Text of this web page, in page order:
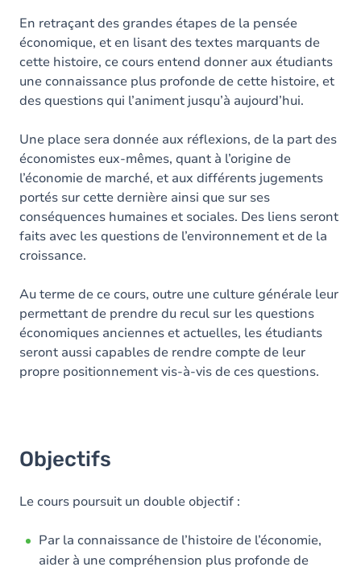
Contenu
En retraçant des grandes étapes de la pensée
économique, et en lisant des textes marquants de
cette histoire, ce cours entend donner aux étudiants
une connaissance plus profonde de cette histoire, et
des questions qui l’animent jusqu’à aujourd’hui.
Une place sera donnée aux réflexions, de la part des
économistes eux-mêmes, quant à l’origine de
l’économie de marché, et aux différents jugements
portés sur cette dernière ainsi que sur ses
conséquences humaines et sociales. Des liens seront
faits avec les questions de l’environnement et de la
croissance.
Au terme de ce cours, outre une culture générale leur
permettant de prendre du recul sur les questions
économiques anciennes et actuelles, les étudiants
seront aussi capables de rendre compte de leur
propre positionnement vis-à-vis de ces questions.
Objectifs
Le cours poursuit un double objectif :
Par la connaissance de l’histoire de l’économie,
aider à une compréhension plus profonde de